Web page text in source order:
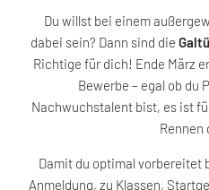
Du willst bei einem
dabei sein? Dann sind die
Richtige für dich! Ende März
Bewerbe – egal ob du
Nachwuchstalent bist, es ist
Rennen
Damit du optimal vorbereitet
Anmeldung, zu Klassen,